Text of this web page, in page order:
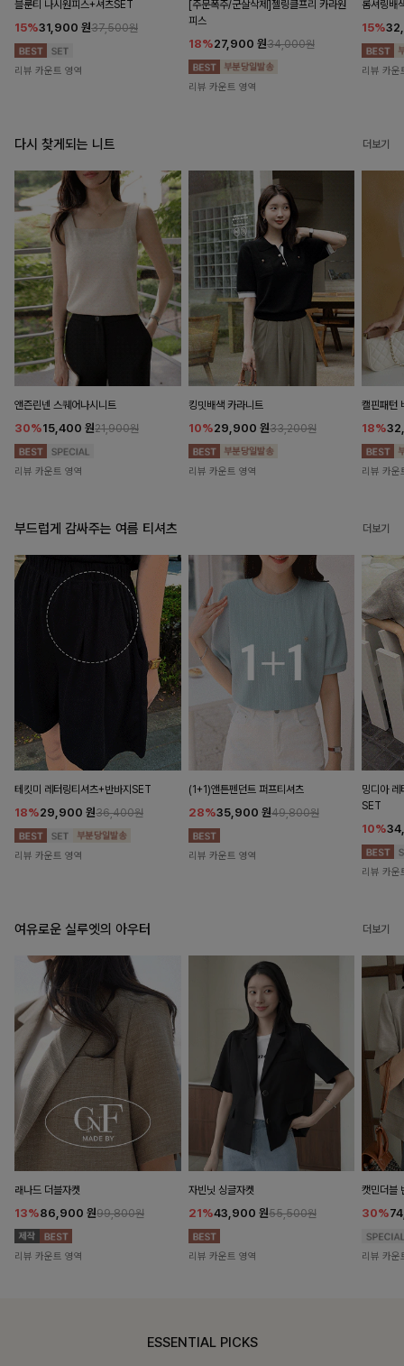
블룬티 나시원피스+셔츠SET
15%31,900 원37,500원
리뷰 카운트 영역
[주문폭주/군살삭제]젤링클프리 카라원
피스
18%27,900 원34,000원
리뷰 카운트 영역
롬셔링배
15%
리뷰 카운
다시 찾게되는 니트 더보기
앤즌린넨 스퀘어나시니트
30%15,400 원21,900원
리뷰 카운트 영역
킹밋배색 카라니트
10%29,900 원33,200원
리뷰 카운트 영역
캘핀패턴
18%
리뷰 카운
부드럽게 감싸주는 여름 티셔츠 더보기
테킷미 레터링티셔츠+반바지SET
18%29,900 원36,400원
리뷰 카운트 영역
(1+1)앤튼펜던트 퍼프티셔츠
28%35,900 원49,800원
리뷰 카운트 영역
밍디아 레
SET
10%
리뷰 카운
여유로운 실루엣의 아우터 더보기
래나드 더블자켓
13%86,900 원99,800원
리뷰 카운트 영역
자빈닛 싱글자켓
21%43,900 원55,500원
리뷰 카운트 영역
캣민더블
30%
리뷰 카운
ESSENTIAL PICKS